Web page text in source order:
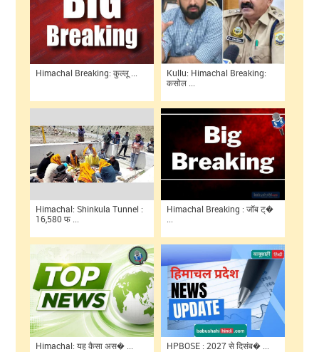
Himachal Breaking: कुल्लू ...
Kullu: Himachal Breaking:
कसोल ...
Himachal: Shinkula Tunnel :
16,580 फ ...
Himachal Breaking : जॉब ट्�
...
Himachal: यह कैसा अस� ... HPBOSE : 2027 से दिसंब� ...